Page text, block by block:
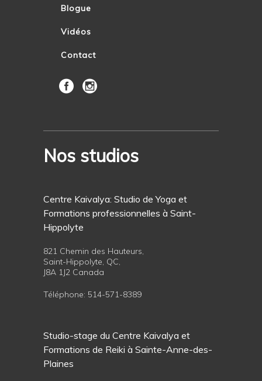
Blogue
Vidéos
Contact
Nos studios
Centre Kaivalya: Studio de Yoga et
Formations professionnelles à Saint-
Hippolyte
821 Chemin des Hauteurs,
Saint-Hippolyte, QC,
J8A 1J2 Canada
Téléphone: 514-571-8389
Studio-stage du Centre Kaivalya et
Formations de Reiki à Sainte-Anne-des-
Plaines